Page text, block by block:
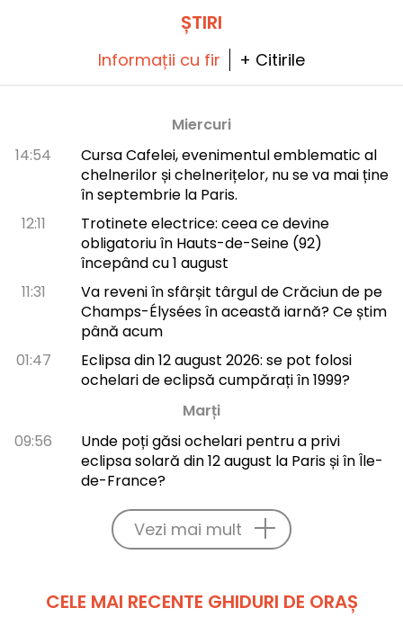
ani, unde fiecare participat își creează
propriul slime fluorescent și pleacă acasă cu
ȘTIRI
Informații cu fir + Citirile
Miercuri
14:54
Cursa Cafelei, evenimentul emblematic al
chelnerilor și chelnerițelor, nu se va mai ține
în septembrie la Paris.
12:11
Trotinete electrice: ceea ce devine
obligatoriu în Hauts-de-Seine (92)
începând cu 1 august
11:31
Va reveni în sfârșit târgul de Crăciun de pe
Champs-Élysées în această iarnă? Ce știm
până acum
01:47
Eclipsa din 12 august 2026: se pot folosi
ochelari de eclipsă cumpărați în 1999?
Marți
09:56
Unde poți găsi ochelari pentru a privi
eclipsa solară din 12 august la Paris și în Île-
de-France?
Vezi mai mult
CELE MAI RECENTE GHIDURI DE ORAȘ